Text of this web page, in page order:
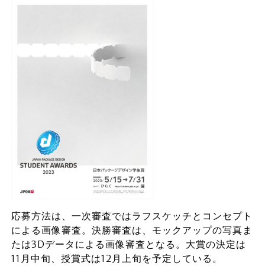
応募方法は、一次審査ではラフスケッチとコンセプト
による画像審査。決勝審査は、モックアップの写真ま
たは3Dデータによる画像審査となる。大賞の決定は
11月中旬、授賞式は12月上旬を予定している。